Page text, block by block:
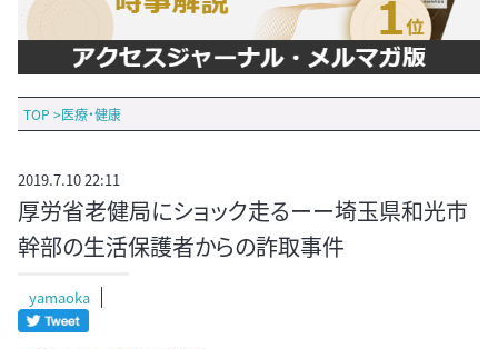
TOP >医療・健康
2019.7.10 22:11
厚労省老健局にショック走るーー埼玉県和光市
幹部の生活保護者からの詐取事件
yamaoka